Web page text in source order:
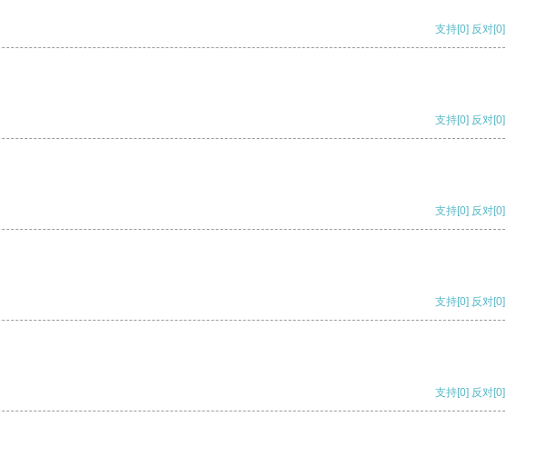
支持[0] 反对[0]
支持[0] 反对[0]
支持[0] 反对[0]
支持[0] 反对[0]
支持[0] 反对[0]